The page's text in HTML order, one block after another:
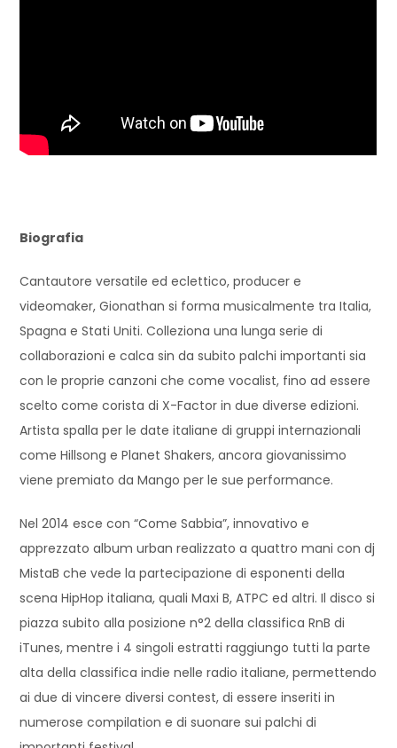
Biografia
Cantautore versatile ed eclettico, producer e
videomaker, Gionathan si forma musicalmente tra Italia,
Spagna e Stati Uniti. Colleziona una lunga serie di
collaborazioni e calca sin da subito palchi importanti sia
con le proprie canzoni che come vocalist, fino ad essere
scelto come corista di X-Factor in due diverse edizioni.
Artista spalla per le date italiane di gruppi internazionali
come Hillsong e Planet Shakers, ancora giovanissimo
viene premiato da Mango per le sue performance.
Nel 2014 esce con “Come Sabbia”, innovativo e
apprezzato album urban realizzato a quattro mani con dj
MistaB che vede la partecipazione di esponenti della
scena HipHop italiana, quali Maxi B, ATPC ed altri. Il disco si
piazza subito alla posizione n°2 della classifica RnB di
iTunes, mentre i 4 singoli estratti raggiungo tutti la parte
alta della classifica indie nelle radio italiane, permettendo
ai due di vincere diversi contest, di essere inseriti in
numerose compilation e di suonare sui palchi di